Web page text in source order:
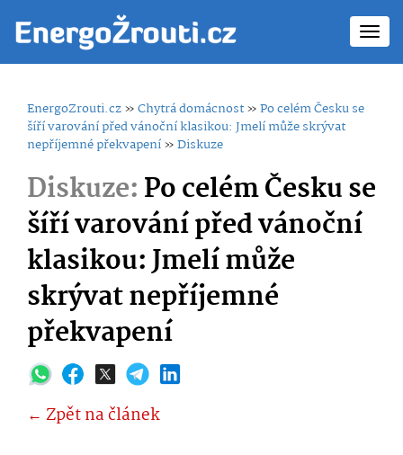
EnergoZrouti.cz»Chytrá domácnost»Po celém Česku se
šíří varování před vánoční klasikou: Jmelí může skrývat
nepříjemné překvapení»Diskuze
Diskuze:Po celém Česku se
šíří varování před vánoční
klasikou: Jmelí může
skrývat nepříjemné
překvapení
← Zpět na článek